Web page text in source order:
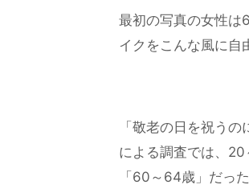
最初の写真の女性は
イクをこんな風に自
「敬老の日を祝う
による調査では、
「60～64歳」だっ